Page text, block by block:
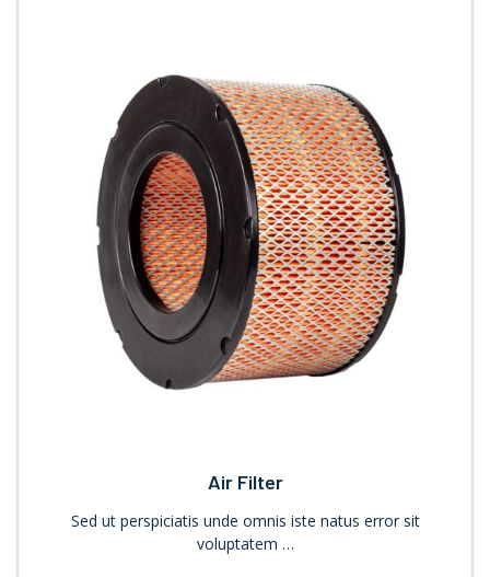
Air Filter
Sed ut perspiciatis unde omnis iste natus error sit
voluptatem …